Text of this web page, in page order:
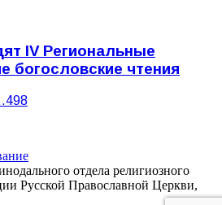
IV Региональные
богословские чтения
498
отдела религиозного
Русской Православной Церкви,